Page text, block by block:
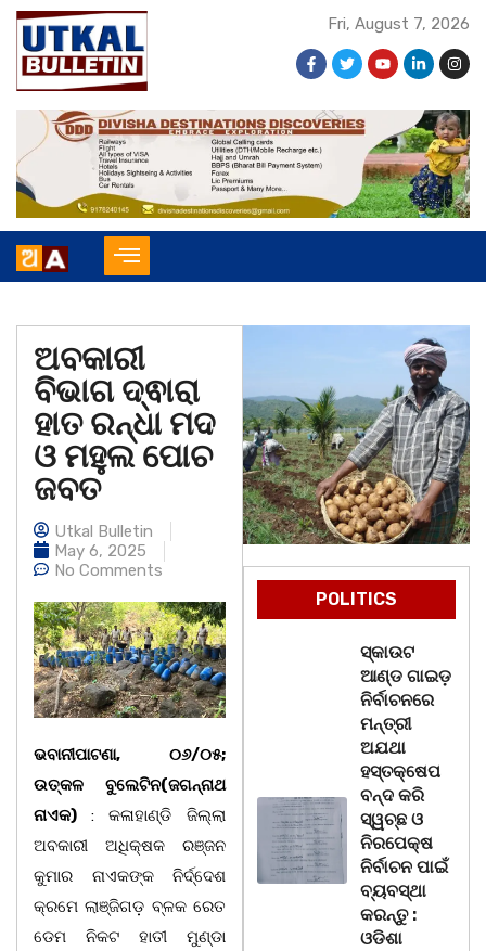
Fri, August 7, 2026
ଅବକାରୀ
ବିଭାଗ ଦ୍ଵାରା
ହାତ ରନ୍ଧା ମଦ
ଓ ମହୁଲ ପୋଚ
ଜବତ
Utkal Bulletin
May 6, 2025
No Comments
ଭବାନୀପାଟଣା, ୦୬/୦୫;
ଉତ୍କଳ ବୁଲେଟିନ(ଜଗନ୍ନାଥ
ନାଏକ) : କଳାହାଣ୍ଡି ଜିଲ୍ଲା
ଅବକାରୀ ଅଧିକ୍ଷକ ରଞ୍ଜନ
କୁମାର ନାଏକଙ୍କ ନିର୍ଦ୍ଦେଶ
କ୍ରମେ ଲାଞ୍ଜିଗଡ଼ ବ୍ଳକ ରେତ
ଡେମ ନିକଟ ହାତୀ ମୁଣ୍ଡା
POLITICS
ସ୍କାଉଟ
ଆଣ୍ଡ ଗାଇଡ଼
ନିର୍ବାଚନରେ
ମନ୍ତ୍ରୀ
ଅଯଥା
ହସ୍ତକ୍ଷେପ
ବନ୍ଦ କରି
ସ୍ୱଚ୍ଛ ଓ
ନିରପେକ୍ଷ
ନିର୍ବାଚନ ପାଇଁ
ବ୍ୟବସ୍ଥା
କରନ୍ତୁ :
ଓଡିଶା